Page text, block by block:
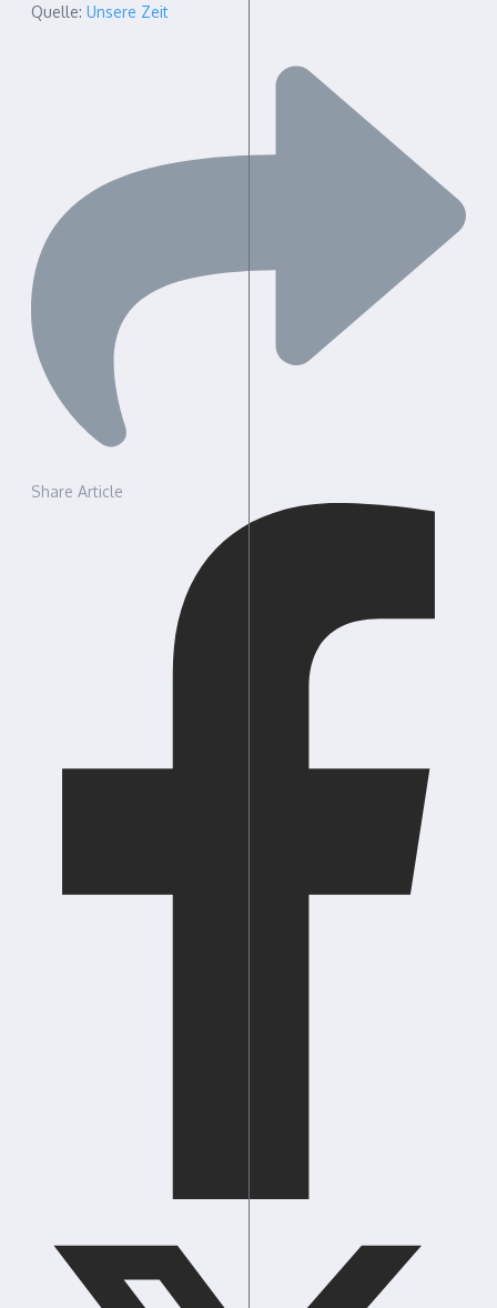
Quelle: Unsere Zeit
Share Article